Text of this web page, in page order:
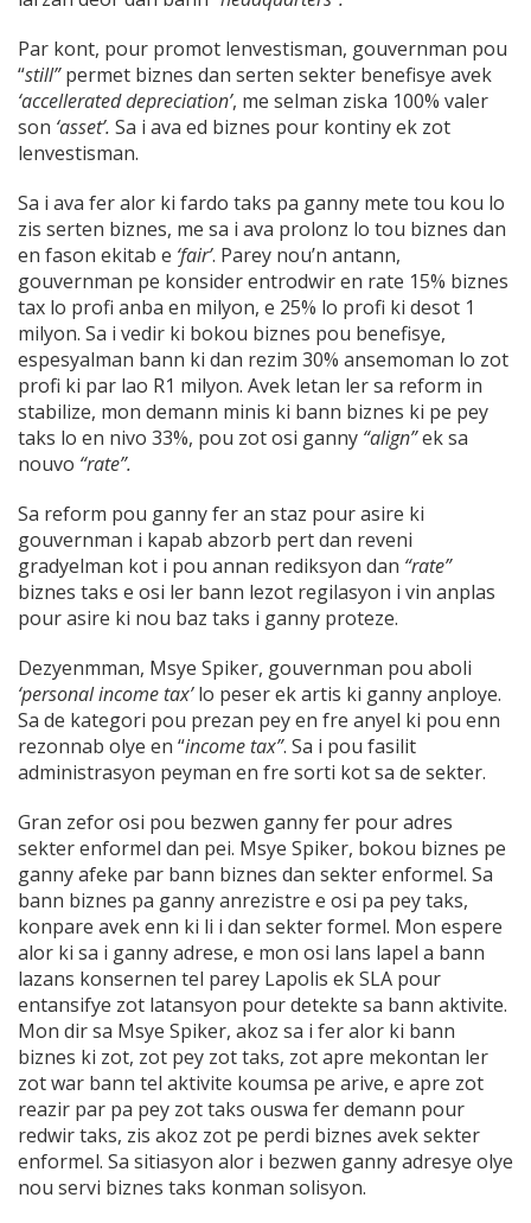
Par kont, pour promot lenvestisman, gouvernman pou
“still”permet biznes dan serten sekter benefisye avek
‘accellerated depreciation’, me selman ziska 100% valer
son ‘asset’. Sa i ava ed biznes pour kontiny ek zot
lenvestisman.
Sa i ava fer alor ki fardo taks pa ganny mete tou kou lo
zis serten biznes, me sa i ava prolonz lo tou biznes dan
en fason ekitab e ‘fair’. Parey nou’n antann,
gouvernman pe konsider entrodwir en rate 15% biznes
tax lo profi anba en milyon, e 25% lo profi ki desot 1
milyon. Sa i vedir ki bokou biznes pou benefisye,
espesyalman bann ki dan rezim 30% ansemoman lo zot
profi ki par lao R1 milyon. Avek letan ler sa reform in
stabilize, mon demann minis ki bann biznes ki pe pey
taks lo en nivo 33%, pou zot osi ganny “align”ek sa
nouvo “rate”.
Sa reform pou ganny fer an staz pour asire ki
gouvernman i kapab abzorb pert dan reveni
gradyelman kot i pou annan rediksyon dan “rate”
biznes taks e osi ler bann lezot regilasyon i vin anplas
pour asire ki nou baz taks i ganny proteze.
Dezyenmman, Msye Spiker, gouvernman pou aboli
‘personal income tax’lo peser ek artis ki ganny anploye.
Sa de kategori pou prezan pey en fre anyel ki pou enn
rezonnab olye en “income tax”. Sa i pou fasilit
administrasyon peyman en fre sorti kot sa de sekter.
Gran zefor osi pou bezwen ganny fer pour adres
sekter enformel dan pei. Msye Spiker, bokou biznes pe
ganny afeke par bann biznes dan sekter enformel. Sa
bann biznes pa ganny anrezistre e osi pa pey taks,
konpare avek enn ki li i dan sekter formel. Mon espere
alor ki sa i ganny adrese, e mon osi lans lapel a bann
lazans konsernen tel parey Lapolis ek SLA pour
entansifye zot latansyon pour detekte sa bann aktivite.
Mon dir sa Msye Spiker, akoz sa i fer alor ki bann
biznes ki zot, zot pey zot taks, zot apre mekontan ler
zot war bann tel aktivite koumsa pe arive, e apre zot
reazir par pa pey zot taks ouswa fer demann pour
redwir taks, zis akoz zot pe perdi biznes avek sekter
enformel. Sa sitiasyon alor i bezwen ganny adresye olye
nou servi biznes taks konman solisyon.